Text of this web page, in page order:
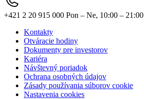
+421 2 20 915 000 Pon – Ne, 10:00 – 21:00
Kontakty
Otváracie hodiny
Dokumenty pre investorov
Kariéra
Návštevný poriadok
Ochrana osobných údajov
Zásady používania súborov cookie
Nastavenia cookies